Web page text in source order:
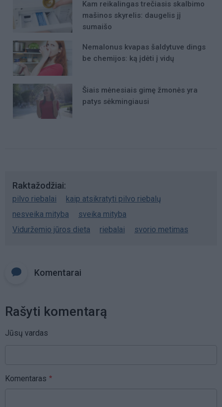
Kam reikalingas trečiasis skalbimo
mašinos skyrelis: daugelis jį
sumaišo
Nemalonus kvapas šaldytuve dings
be chemijos: ką įdėti į vidų
Šiais mėnesiais gimę žmonės yra
patys sėkmingiausi
Raktažodžiai
pilvo riebalai
kaip atsikratyti pilvo riebalų
nesveika mityba
sveika mityba
Viduržemio jūros dieta
riebalai svorio metimas
Komentarai
Rašyti komentarą
Jūsų vardas
Komentaras